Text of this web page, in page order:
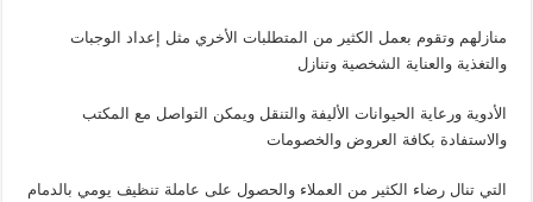
منازلهم وتقوم بعمل الكثير من المتطلبات الأخري مثل إعداد الوجبات
والتغذية والعناية الشخصية وتنازل
الأدوية ورعاية الحيوانات الأليفة والتنقل ويمكن التواصل مع المكتب
والاستفادة بكافة العروض والخصومات
التي تنال رضاء الكثير من العملاء والحصول على عاملة تنظيف يومي بالدمام